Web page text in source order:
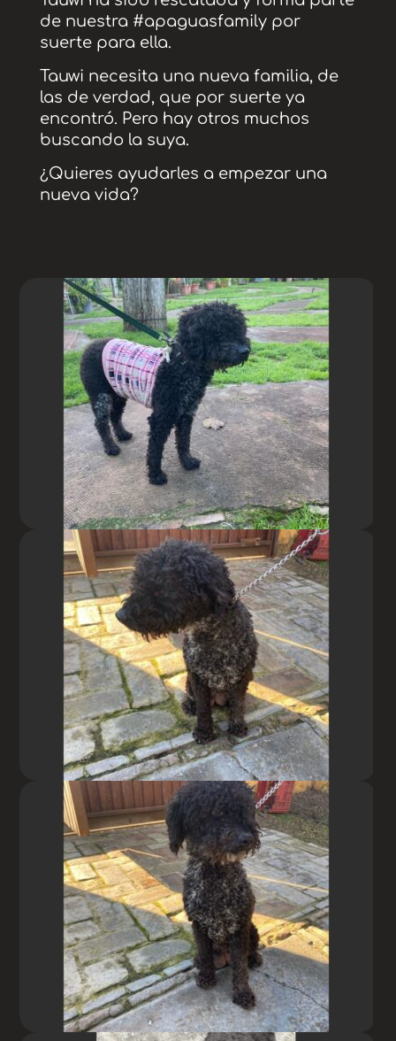
de nuestra #apaguasfamily por
suerte para ella.
Tauwi necesita una nueva familia, de
las de verdad, que por suerte ya
encontró. Pero hay otros muchos
buscando la suya.
¿Quieres ayudarles a empezar una
nueva vida?